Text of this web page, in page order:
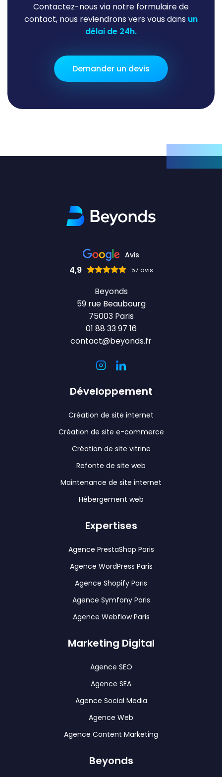
Contactez-nous via notre formulaire de
contact, nous reviendrons vers vous dans un
délai de 24h.
Demander un devis
Avis
4,9 57 avis
Beyonds
59 rue Beaubourg
75003 Paris
01 88 33 97 16
contact@beyonds.fr
Développement
Création de site internet
Création de site e-commerce
Création de site vitrine
Refonte de site web
Maintenance de site internet
Hébergement web
Expertises
Agence PrestaShop Paris
Agence WordPress Paris
Agence Shopify Paris
Agence Symfony Paris
Agence Webflow Paris
Marketing Digital
Agence SEO
Agence SEA
Agence Social Media
Agence Web
Agence Content Marketing
Beyonds